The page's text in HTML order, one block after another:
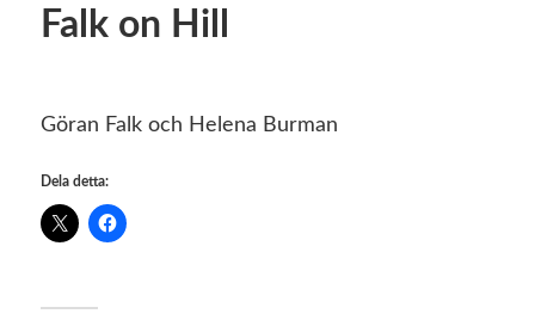
Falk on Hill
Göran Falk och Helena Burman
Dela detta: